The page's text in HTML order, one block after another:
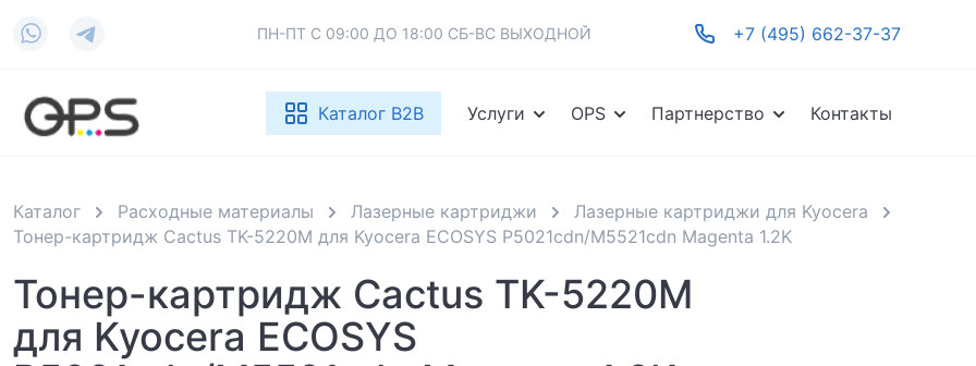
ПН-ПТ С 09:00 ДО 18:00 СБ-ВС ВЫХОДНОЙ +7 (495) 662-37-37
Каталог B2B Услуги OPS Партнерство Контакты
Каталог Расходные материалы Лазерные картриджи
Лазерные картриджи для Kyocera
Тонер-картридж Cactus TK-5220M для Kyocera ECOSYS P5021cdn/M5521cdn Magenta 1.2K
Тонер-картридж Cactus TK-5220M
для Kyocera ECOSYS